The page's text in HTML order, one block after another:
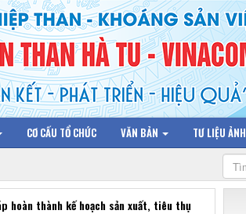
CƠ CẤU TỔ CHỨC VĂN BẢN TƯ LIỆU ẢNH
hoàn thành kế hoạch sản xuất, tiêu thụ